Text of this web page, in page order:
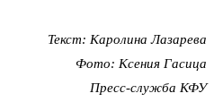
Текст: Каролина Лазарева
Фото: Ксения Гасица
Пресс-служба КФУ